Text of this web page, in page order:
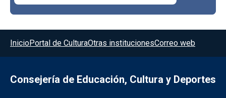
Menú del pie
InicioPortal de CulturaOtras institucionesCorreo web
Consejería de Educación, Cultura y Deportes